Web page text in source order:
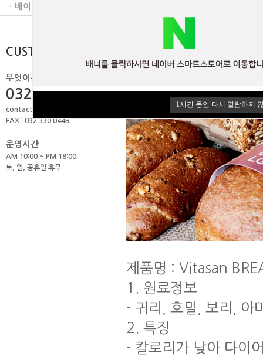
1시간 동안 다시 열람하지
- 베이커리믹스
CUSTOMER
무엇이든 물어보세요.
032.506.1979
contact@skyint.co.kr
FAX : 032.330.0449
운영시간
AM 10:00 ~ PM 18:00
토, 일, 공휴일 휴무
제품명 : Vitasan
1. 원료정보
- 귀리, 호밀, 보리, 아
2. 특징
- 칼로리가 낮아 다이